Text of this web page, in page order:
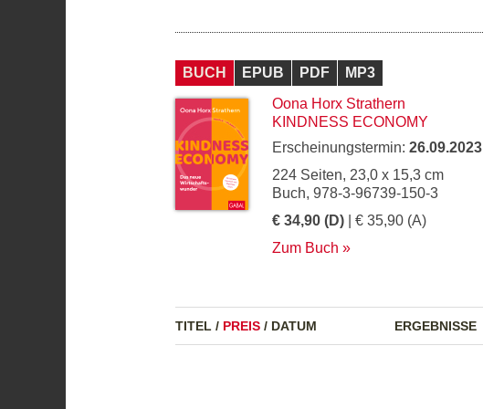
BUCH EPUB PDF
MP3
Oona Horx Strathern
KINDNESS ECONOMY
Erscheinungstermin: 26.09.2023
224 Seiten, 23,0 x 15,3 cm
Buch, 978-3-96739-150-3
€ 34,90 (D) | € 35,90 (A)
Zum Buch
TITEL / PREIS / DATUM ERGEBNISSE